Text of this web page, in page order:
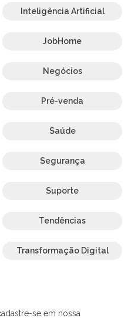
Inteligência Artificial
JobHome
Negócios
Pré-venda
Saúde
Segurança
Suporte
Tendências
Transformação Digital
se em nossa